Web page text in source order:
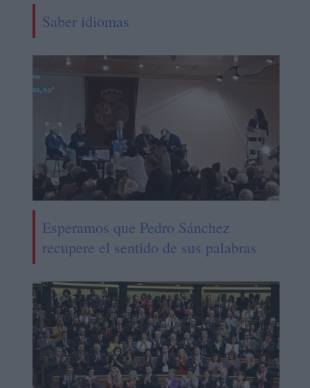
Saber idiomas
Esperamos que Pedro Sánchez
recupere el sentido de sus palabras